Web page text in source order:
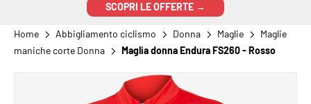
SCOPRI LE OFFERTE →
Home Abbigliamento ciclismo Donna Maglie
Maglie
maniche corte Donna
Maglia donna Endura FS260 - Rosso
PASSA ALLE INFORMAZIONI SUL PRODOTTO